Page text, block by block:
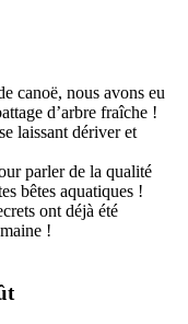
canoë, nous avons eu
d’arbre fraîche !
laissant dériver et
parler de la qualité
bêtes aquatiques !
ont déjà été
!